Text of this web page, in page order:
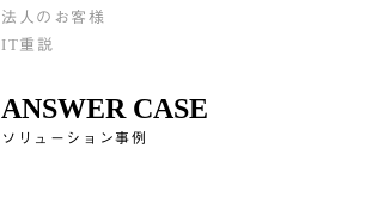
法人のお客様
IT重説
ANSWER CASE
ソリューション事例